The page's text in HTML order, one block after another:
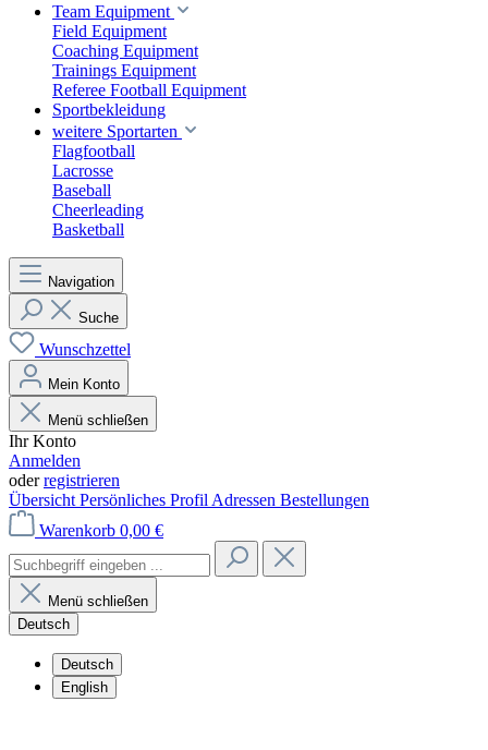
Team Equipment
Field Equipment
Coaching Equipment
Trainings Equipment
Referee Football Equipment
Sportbekleidung
weitere Sportarten
Flagfootball
Lacrosse
Baseball
Cheerleading
Basketball
Navigation
Suche
Wunschzettel
Mein Konto
Menü schließen
Ihr Konto
Anmelden
oderregistrieren
Übersicht Persönliches Profil Adressen Bestellungen
Warenkorb 0,00 €
Menü schließen
Deutsch
Deutsch
English